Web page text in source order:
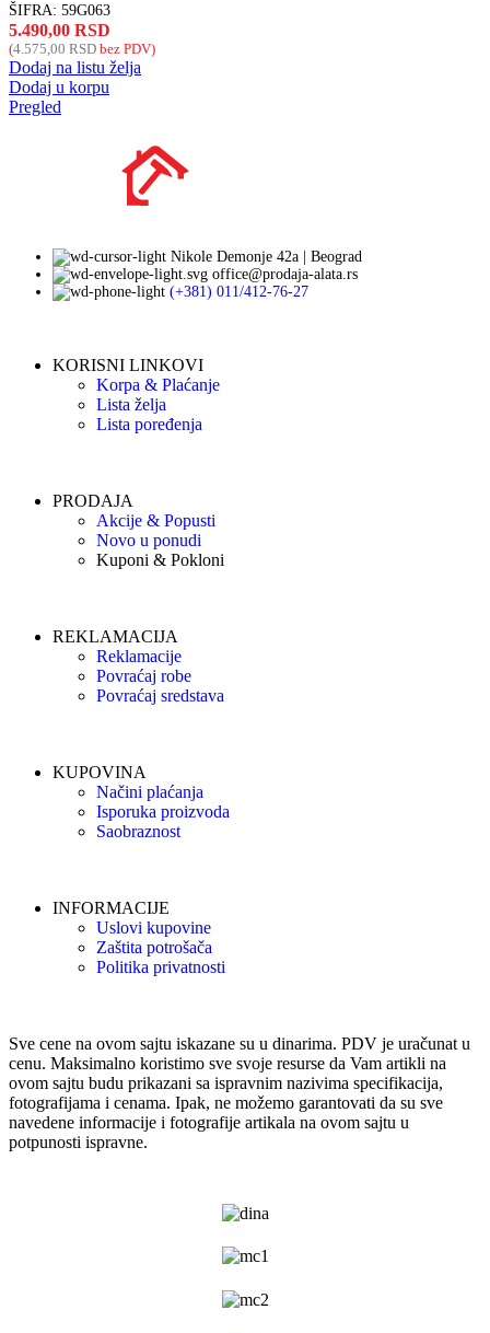
ŠIFRA: 59G063
5.490,00 RSD
(4.575,00 RSD bez PDV)
Dodaj na listu želja
Dodaj u korpu
Pregled
Nikole Demonje 42a | Beograd
office@prodaja-alata.rs
(+381) 011/412-76-27
KORISNI LINKOVI
Korpa & Plaćanje
Lista želja
Lista poređenja
PRODAJA
Akcije & Popusti
Novo u ponudi
Kuponi & Pokloni
REKLAMACIJA
Reklamacije
Povraćaj robe
Povraćaj sredstava
KUPOVINA
Načini plaćanja
Isporuka proizvoda
Saobraznost
INFORMACIJE
Uslovi kupovine
Zaštita potrošača
Politika privatnosti
Sve cene na ovom sajtu iskazane su u dinarima. PDV je uračunat u
cenu. Maksimalno koristimo sve svoje resurse da Vam artikli na
ovom sajtu budu prikazani sa ispravnim nazivima specifikacija,
fotografijama i cenama. Ipak, ne možemo garantovati da su sve
navedene informacije i fotografije artikala na ovom sajtu u
potpunosti ispravne.